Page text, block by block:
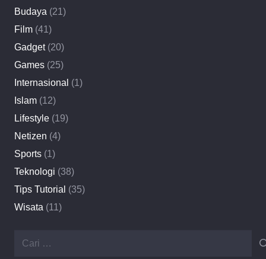
Budaya (21)
Film (41)
Gadget(20)
Games (25)
Internasional (1)
Islam (12)
Lifestyle (19)
Netizen (4)
Sports (1)
Teknologi (38)
Tips Tutorial (35)
Wisata (11)
Cari